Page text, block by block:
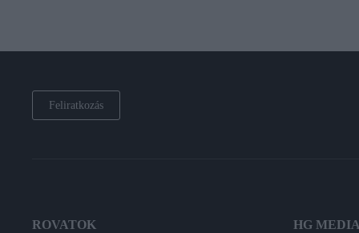
Feliratkozás
ROVATOK HG MEDIA